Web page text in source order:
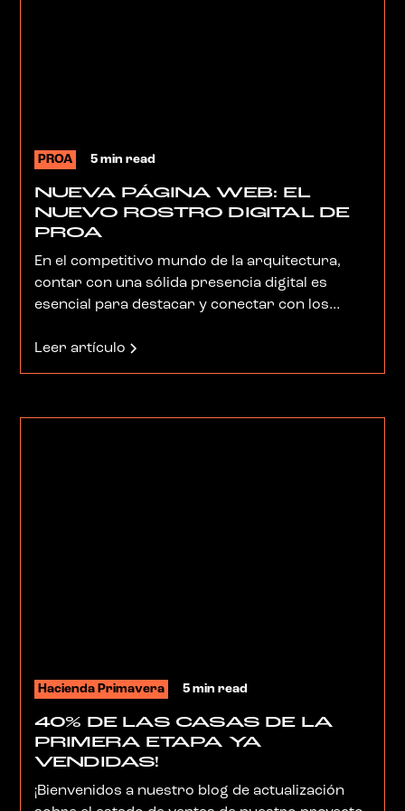
PROA 5 min read
NUEVA PÁGINA WEB: EL
NUEVO ROSTRO DIGITAL DE
PROA
En el competitivo mundo de la arquitectura,
contar con una sólida presencia digital es
esencial para destacar y conectar con los
anunciar el lanzamiento de nuestra nueva
página web, que no solo refleja nuestra
ofrece una experiencia moderna y
Leer artículo
Hacienda Primavera 5 min read
40% DE LAS CASAS DE LA
PRIMERA ETAPA YA
VENDIDAS!
¡Bienvenidos a nuestro blog de actualización